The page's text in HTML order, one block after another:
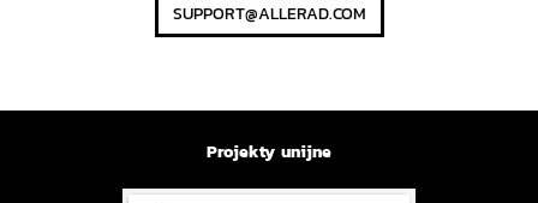
SUPPORT@ALLERAD.COM
Projekty unijne